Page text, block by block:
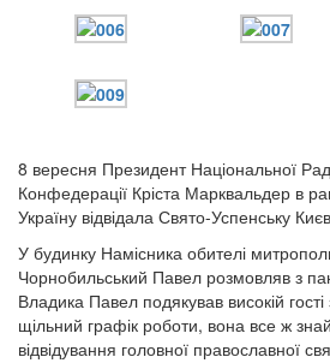
8 вересня Президент Національної
Конфедерації Кріста Марквальдер в
Україну відвідала Свято-Успенську
У будинку Намісника обителі
Чорнобильський Павел розмовляв з
Владика Павел подякував високій
щільний графік роботи, вона все ж
відвідування головної православної